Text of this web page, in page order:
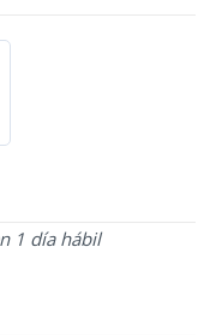
1 día hábil